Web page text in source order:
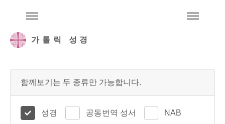
가톨릭 성경
함께보기는 두 종류만 가능합니다.
성경 공동번역 성서 NAB